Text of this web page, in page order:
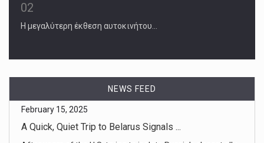
02
Η μεγαλύτερη έκθεση αυτοκινήτου…
NEWS FEED
February 15, 2025
Zelensky Says Ukraine Is Unlikely to S ...